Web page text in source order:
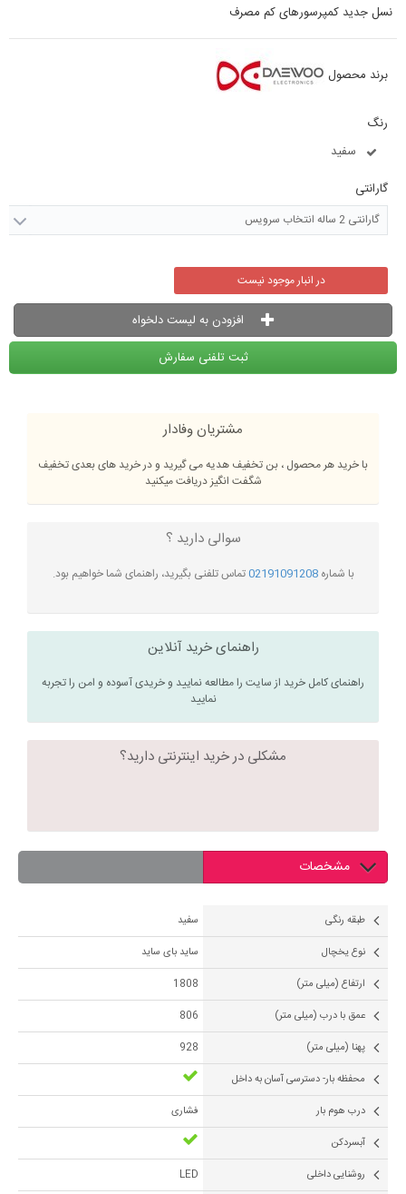
نسل جدید کمپرسورهای کم مصرف
برند محصول
رنگ
سفید
گارانتی
گارانتی 2 ساله انتخاب سرویس
در انبار موجود نیست
افزودن به لیست دلخواه
ثبت تلفنی سفارش
مشتریان وفادار
با خرید هر محصول ، بن تخفیف هدیه می گیرید و در خرید های بعدی تخفیف
شگفت انگیز دریافت میکنید
سوالی دارید ؟
با شماره02191091208تماس تلفنی بگیرید، راهنمای شما خواهیم بود.
راهنمای خرید آنلاین
راهنمای کامل خرید از سایت را مطالعه نمایید و خریدی آسوده و امن را تجربه
نمایید
مشکلی در خرید اینترنتی دارید؟
مشخصات
طبقه رنگی
سفید
نوع یخچال
ساید بای ساید
ارتفاع (میلی متر)
1808
عمق با درب (میلی متر)
806
پهنا (میلی متر)
928
محفظه بار- دسترسی آسان به داخل
درب هوم بار
فشاری
آبسردکن
روشنایی داخلی
LED